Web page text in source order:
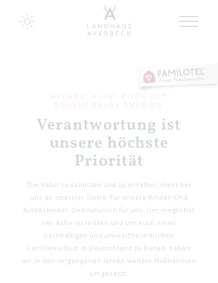
Zurück zu den Wurzeln
Ideen für Familien
Wir für Euch
Verantwortung ist
unsere höchste
Priorität
Die Natur zu schützen und zu erhalten, steht bei
uns an oberster Stelle. Für unsere Kinder. Und
Kindeskinder. Und natürlich für uns. Um möglichst
viel dafür zu leisten und um euch einen
nachhaltigen und umweltfreundlichen
Familienurlaub in Deutschland zu bieten, haben
wir in den vergangenen Jahren weitere Maßnahmen
umgesetzt.